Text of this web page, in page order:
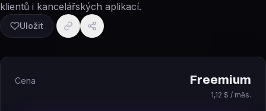
klientů i kancelářských aplikací.
Uložit
Cena Freemium
1,12 $ / měs.